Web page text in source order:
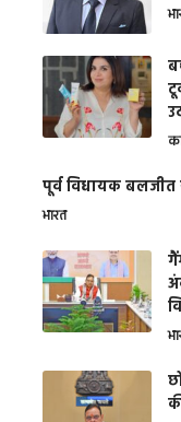
पूर्व विधायक बलजीत
भारत